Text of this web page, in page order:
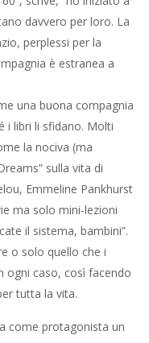
davvero per loro. La
perplessi per la
è estranea a
una buona compagnia
i libri li sfidano. Molti
la nociva (ma
sulla vita di
Emmeline Pankhurst
ma solo mini-lezioni
il sistema, bambini”.
o solo quello che i
ogni caso, così facendo
tutta la vita.
come protagonista un